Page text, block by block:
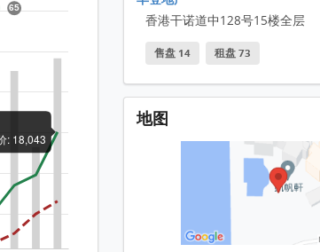
香港干诺道中128号15楼全层
售盘 14 租盘 73
地图